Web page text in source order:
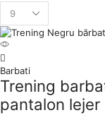
Products
per
page
Barbati
Trening
pantalon lejer